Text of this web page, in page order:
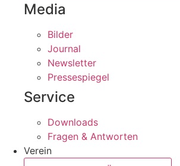
Media
Bilder
Journal
Newsletter
Pressespiegel
Service
Downloads
Fragen & Antworten
Verein